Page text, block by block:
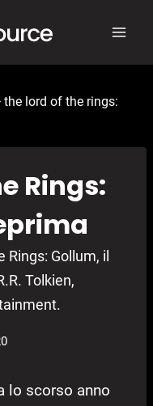
the lord of the rings:
Rings:
Gollum, il
Tolkien,
lo scorso anno